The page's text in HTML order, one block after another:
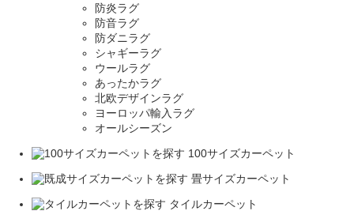
防炎ラグ
防音ラグ
防ダニラグ
シャギーラグ
ウールラグ
あったかラグ
北欧デザインラグ
ヨーロッパ輸入ラグ
オールシーズン
100サイズカーペット
畳サイズカーペット
タイルカーペット